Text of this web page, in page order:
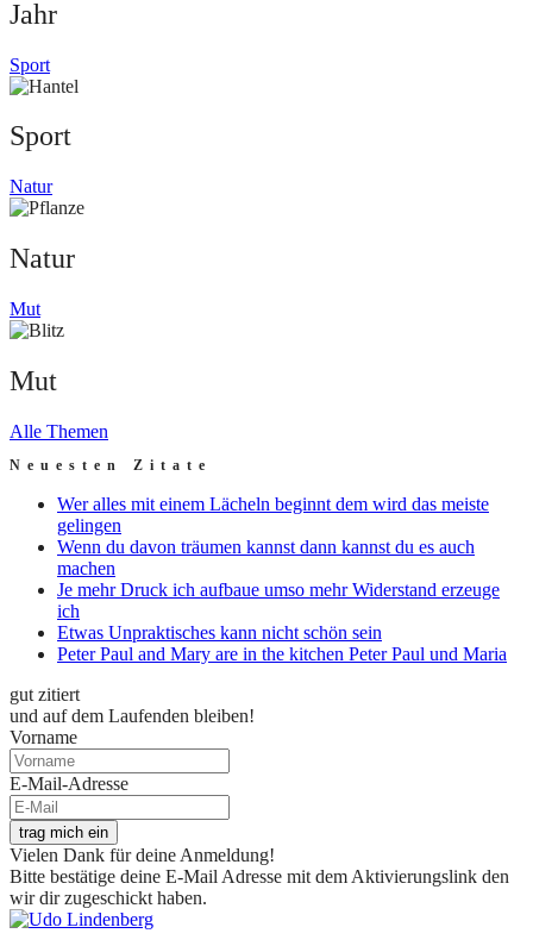
Jahr
Sport
Sport
Natur
Natur
Mut
Mut
Alle Themen
Neuesten Zitate
Wer alles mit einem Lächeln beginnt dem wird das meiste
gelingen
Wenn du davon träumen kannst dann kannst du es auch
machen
Je mehr Druck ich aufbaue umso mehr Widerstand erzeuge
ich
Etwas Unpraktisches kann nicht schön sein
Peter Paul and Mary are in the kitchen Peter Paul und Maria
gut zitiert
und auf dem Laufenden bleiben!
Vorname
E-Mail-Adresse
trag mich ein
Vielen Dank für deine Anmeldung!
Bitte bestätige deine E-Mail Adresse mit dem Aktivierungslink den
wir dir zugeschickt haben.